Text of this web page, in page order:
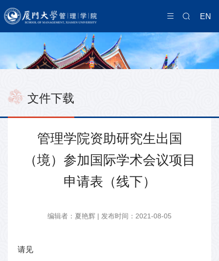
EN
文件下载
管理学院资助研究生出国
（境）参加国际学术会议项目
申请表（线下）
编辑者：夏艳辉 | 发布时间：2021-08-05
请见